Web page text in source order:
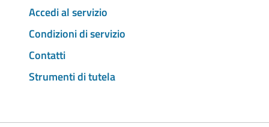
Accedi al servizio
Condizioni di servizio
Contatti
Strumenti di tutela